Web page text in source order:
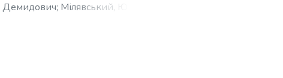
Демидович; Мілявський, Юрій